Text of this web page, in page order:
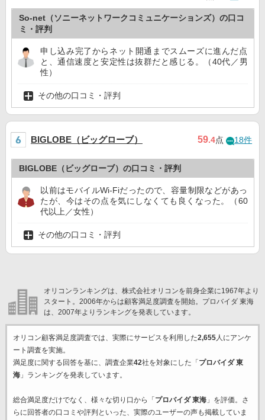
So-net（ソニーネットワークコミュニケーションズ）の口コ
ミ・評判
申し込み完了からネット開通までスムーズに進んだ点
と、通信速度と安定性は抜群だと感じる。（40代／男
性）
その他の口コミ・評判
BIGLOBE（ビッグローブ） 59.4点 18件
BIGLOBE（ビッグローブ）の口コミ・評判
以前はモバイルWi-Fiだったので、容量制限などがあっ
たが、今はその点を気にしなくても良くなった。（60
代以上／女性）
その他の口コミ・評判
オリコンランキングは、株式会社オリコンを前身企業に1967年より
スタート。2006年からは顧客満足度調査を開始。プロバイダ 東海
は、2007年よりランキングを発表しています。
オリコン顧客満足度調査では、実際にサービスを利用した2,655人にアンケ
ート調査を実施。
満足度に関する回答を基に、調査企業42社を対象にした「 プロバイダ 東
海」ランキングを発表しています。
総合満足度だけでなく、様々な切り口から「 プロバイダ 東海」を評価。さ
らに回答者の口コミや評判といった、実際のユーザーの声も掲載していま